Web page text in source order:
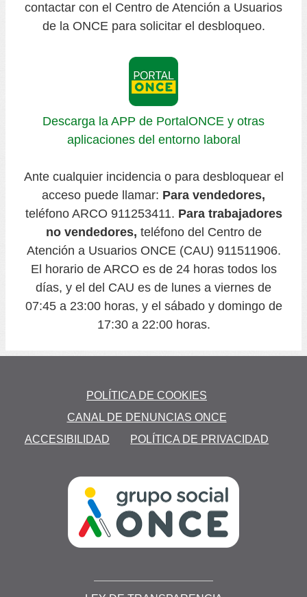
contactar con el Centro de Atención a Usuarios
de la ONCE para solicitar el desbloqueo.
Descarga la APP de PortalONCE y otras
aplicaciones del entorno laboral
Ante cualquier incidencia o para desbloquear el
acceso puede llamar: Para vendedores,
teléfono ARCO 911253411. Para trabajadores
no vendedores, teléfono del Centro de
Atención a Usuarios ONCE (CAU) 911511906.
El horario de ARCO es de 24 horas todos los
días, y el del CAU es de lunes a viernes de
07:45 a 23:00 horas, y el sábado y domingo de
17:30 a 22:00 horas.
POLÍTICA DE COOKIES
CANAL DE DENUNCIAS ONCE
ACCESIBILIDAD
POLÍTICA DE PRIVACIDAD